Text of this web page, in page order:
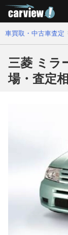
車買取・中古車査定
三菱 ミラ
場・査定